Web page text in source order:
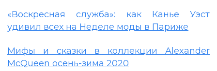
«Воскресная служба»: как Канье Уэст
удивил всех на Неделе моды в Париже
Мифы и сказки в коллекции Alexander
McQueen осень-зима 2020